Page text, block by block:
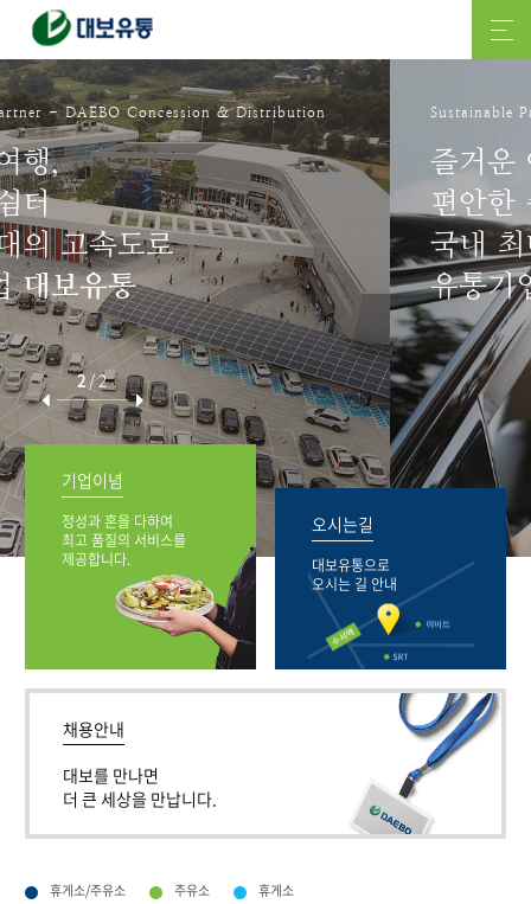
Sustainable Partner - DAEBO Concession & Distribution
즐거운 여행,
편안한 쉼터
국내 최대의 고속도로
유통기업대보유통
2/2
기업이념
정성과 혼을 다하여
최고 품질의 서비스를
제공합니다.
오시는길
대보유통으로
오시는 길 안내
채용안내
대보를 만나면
더 큰 세상을 만납니다.
휴게소/주유소 주유소 휴게소